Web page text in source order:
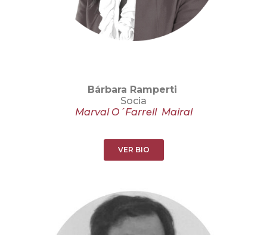
Bárbara Ramperti
Socia
Marval O´Farrell Mairal
VER BIO